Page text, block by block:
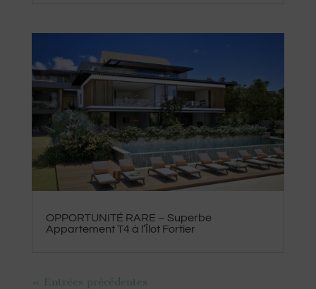
OPPORTUNITÉ RARE – Superbe
Appartement T4 à l’Îlot Fortier
« Entrées précédentes